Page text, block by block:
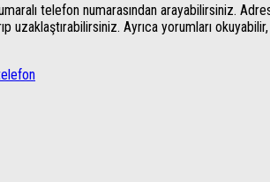
telefon numarasından arayabilirsiniz.
uzaklaştırabilirsiniz. Ayrıca yorumları